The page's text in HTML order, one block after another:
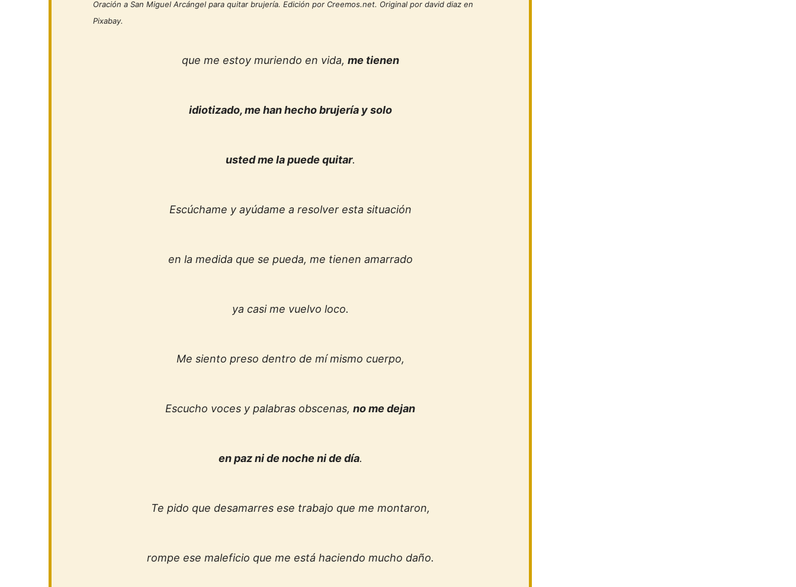
Oración a San Miguel Arcángel para quitar brujería. Edición por Creemos.net. Original por david diaz en
Pixabay.
que me estoy muriendo en vida, me tienen
idiotizado, me han hecho brujería y solo
usted me la puede quitar.
Escúchame y ayúdame a resolver esta situación
en la medida que se pueda, me tienen amarrado
ya casi me vuelvo loco.
Me siento preso dentro de mí mismo cuerpo,
Escucho voces y palabras obscenas, no me dejan
en paz ni de noche ni de día.
Te pido que desamarres ese trabajo que me montaron,
rompe ese maleficio que me está haciendo mucho daño.